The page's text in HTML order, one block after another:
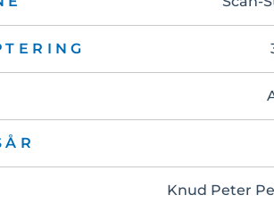
Knud Peter